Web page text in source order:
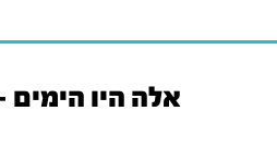
אלה היו הימים -